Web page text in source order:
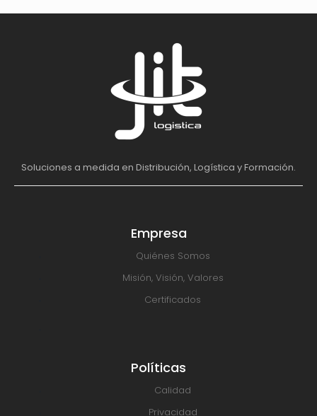
Soluciones a medida en Distribución, Logística y Formación.
Empresa
Quiénes Somos
Misión, Visión, Valores
Certificados
Políticas
Calidad
Privacidad